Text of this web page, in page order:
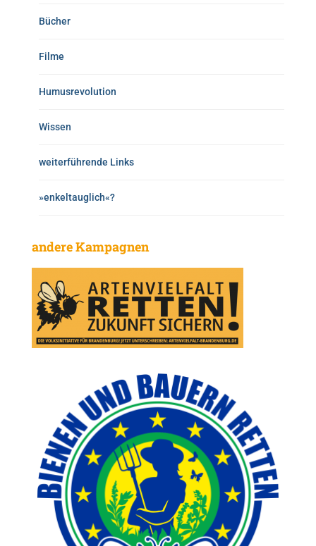
Bücher
Filme
Humusrevolution
Wissen
weiterführende Links
»enkeltauglich«?
andere Kampagnen